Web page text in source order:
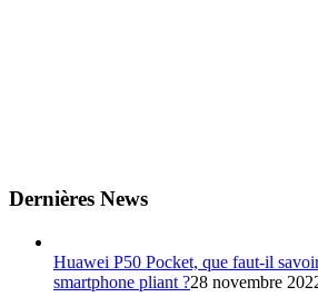
Dernières News
Huawei P50 Pocket, que faut-il
smartphone pliant ?28 novembre